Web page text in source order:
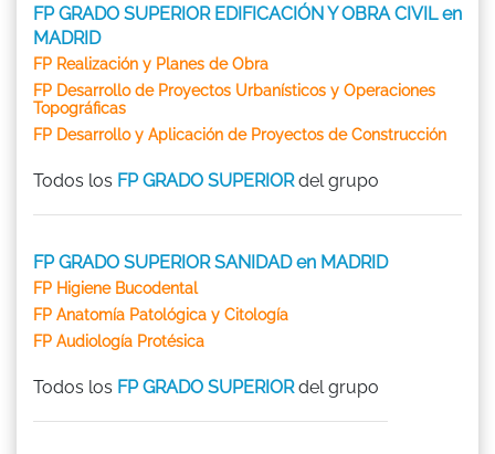
FP GRADO SUPERIOR EDIFICACIÓN Y OBRA CIVIL en
MADRID
FP Realización y Planes de Obra
FP Desarrollo de Proyectos Urbanísticos y Operaciones
Topográficas
FP Desarrollo y Aplicación de Proyectos de Construcción
Todos los FP GRADO SUPERIORdel grupo
FP GRADO SUPERIOR SANIDAD en MADRID
FP Higiene Bucodental
FP Anatomía Patológica y Citología
FP Audiología Protésica
Todos los FP GRADO SUPERIORdel grupo